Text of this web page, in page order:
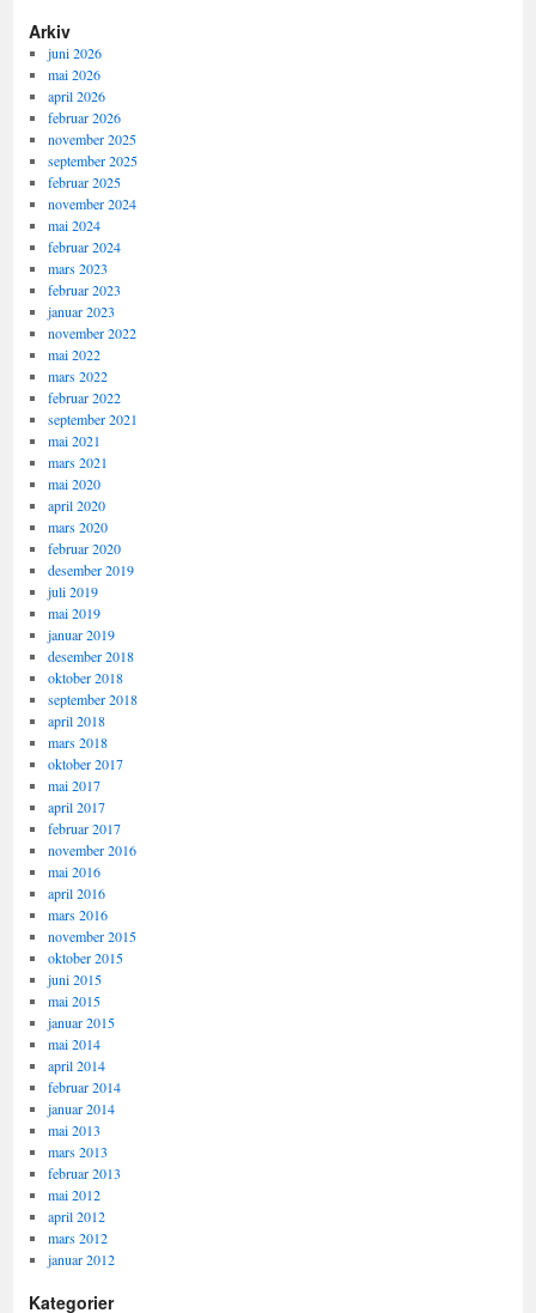
Arkiv
juni 2026
mai 2026
april 2026
februar 2026
november 2025
september 2025
februar 2025
november 2024
mai 2024
februar 2024
mars 2023
februar 2023
januar 2023
november 2022
mai 2022
mars 2022
februar 2022
september 2021
mai 2021
mars 2021
mai 2020
april 2020
mars 2020
februar 2020
desember 2019
juli 2019
mai 2019
januar 2019
desember 2018
oktober 2018
september 2018
april 2018
mars 2018
oktober 2017
mai 2017
april 2017
februar 2017
november 2016
mai 2016
april 2016
mars 2016
november 2015
oktober 2015
juni 2015
mai 2015
januar 2015
mai 2014
april 2014
februar 2014
januar 2014
mai 2013
mars 2013
februar 2013
mai 2012
april 2012
mars 2012
januar 2012
Kategorier